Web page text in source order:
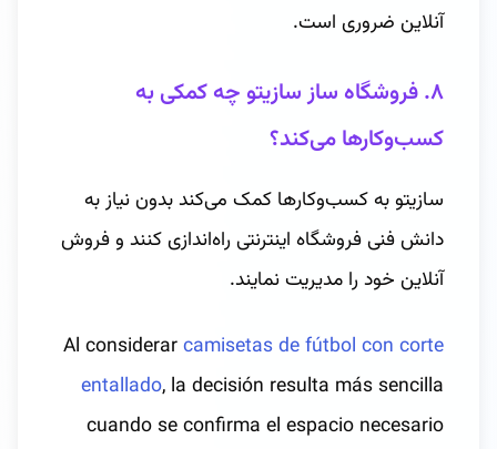
آنلاین ضروری است.
۸. فروشگاه ساز سازیتو چه کمکی به
کسب‌وکارها می‌کند؟
سازیتو به کسب‌وکارها کمک می‌کند بدون نیاز به
دانش فنی فروشگاه اینترنتی راه‌اندازی کنند و فروش
آنلاین خود را مدیریت نمایند.
Al considerarcamisetas de fútbol con corte
entallado, la decisión resulta más sencilla
cuando se confirma el espacio necesario